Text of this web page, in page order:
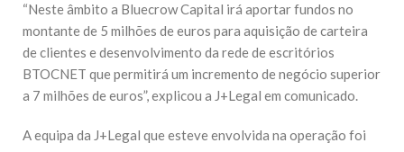
“Neste âmbito a Bluecrow Capital irá aportar fundos no
montante de 5 milhões de euros para aquisição de carteira
de clientes e desenvolvimento da rede de escritórios
BTOCNET que permitirá um incremento de negócio superior
a 7 milhões de euros”, explicou a J+Legal em comunicado.
A equipa da J+Legal que esteve envolvida na operação foi